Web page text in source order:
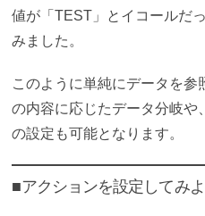
値が「TEST」とイコールだ
みました。
このように単純にデータを参
の内容に応じたデータ分岐や
の設定も可能となります。
■アクションを設定してみ